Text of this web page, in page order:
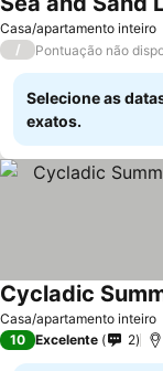
Casa/apartamento inteiro
/ Pontuação não
Selecione as
exatos.
Casa/apartamento inteiro
Ver preços
10 Excelente 2